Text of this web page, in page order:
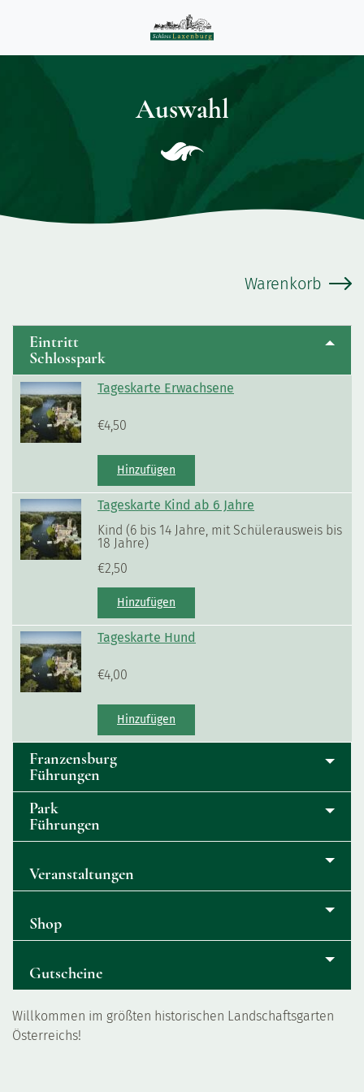
Auswahl
Warenkorb
Eintritt
Schlosspark
Tageskarte Erwachsene
€4,50
Hinzufügen
Tageskarte Kind ab 6 Jahre
Kind (6 bis 14 Jahre, mit Schülerausweis bis
18 Jahre)
€2,50
Hinzufügen
Tageskarte Hund
€4,00
Hinzufügen
Franzensburg
Führungen
Park
Führungen
Veranstaltungen
Shop
Gutscheine
Willkommen im größten historischen Landschaftsgarten
Österreichs!